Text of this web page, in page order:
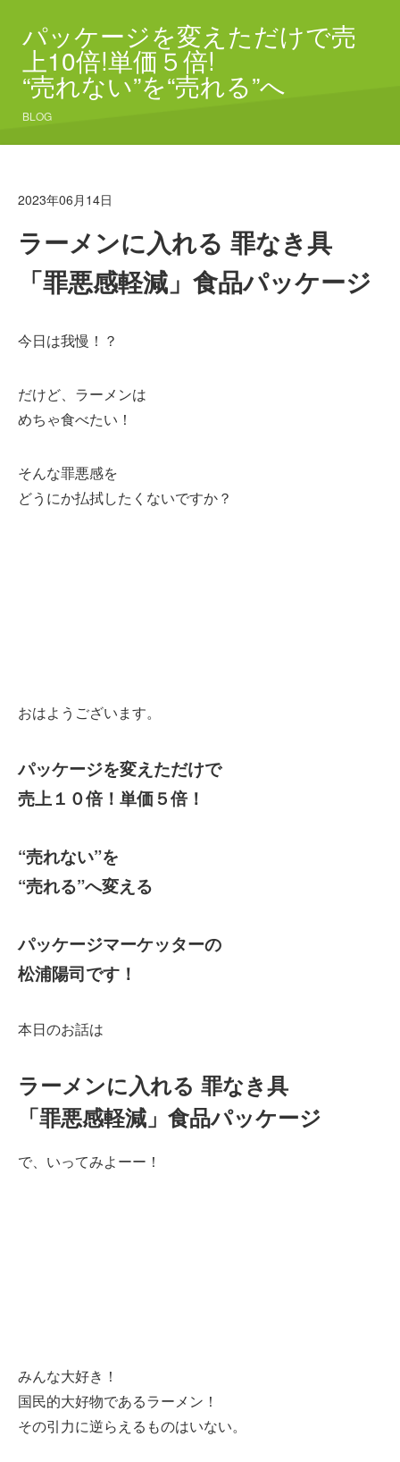
パッケージを変えただけで売
上10倍!単価５倍!
“売れない”を“売れる”へ
BLOG
2023年06月14日
ラーメンに入れる 罪なき具
「罪悪感軽減」食品パッケージ
今日は我慢！？
だけど、ラーメンは
めちゃ食べたい！
そんな罪悪感を
どうにか払拭したくないですか？
おはようございます。
パッケージを変えただけで
売上１０倍！単価５倍！
“売れない”を
“売れる”へ変える
パッケージマーケッターの
松浦陽司です！
本日のお話は
ラーメンに入れる 罪なき具
「罪悪感軽減」食品パッケージ
で、いってみよーー！
みんな大好き！
国民的大好物であるラーメン！
その引力に逆らえるものはいない。